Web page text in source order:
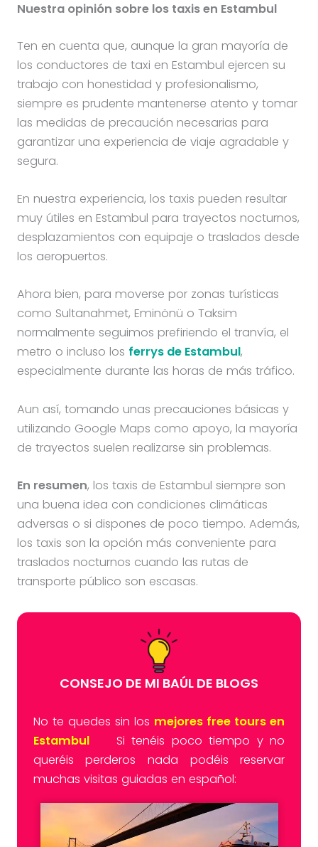
Nuestra opinión sobre los taxis en Estambul
Ten en cuenta que, aunque la gran mayoría de
los conductores de taxi en Estambul ejercen su
trabajo con honestidad y profesionalismo,
siempre es prudente mantenerse atento y tomar
las medidas de precaución necesarias para
garantizar una experiencia de viaje agradable y
segura.
En nuestra experiencia, los taxis pueden resultar
muy útiles en Estambul para trayectos nocturnos,
desplazamientos con equipaje o traslados desde
los aeropuertos.
Ahora bien, para moverse por zonas turísticas
como Sultanahmet, Eminönü o Taksim
normalmente seguimos prefiriendo el tranvía, el
metro o incluso los ferrys de Estambul,
especialmente durante las horas de más tráfico.
Aun así, tomando unas precauciones básicas y
utilizando Google Maps como apoyo, la mayoría
de trayectos suelen realizarse sin problemas.
En resumen, los taxis de Estambul siempre son
una buena idea con condiciones climáticas
adversas o si dispones de poco tiempo. Además,
los taxis son la opción más conveniente para
traslados nocturnos cuando las rutas de
transporte público son escasas.
CONSEJO DE MI BAÚL DE BLOGS
No te quedes sin los mejores free tours en
Estambul
Si tenéis poco tiempo y no
queréis perderos nada podéis reservar
muchas visitas guiadas en español: